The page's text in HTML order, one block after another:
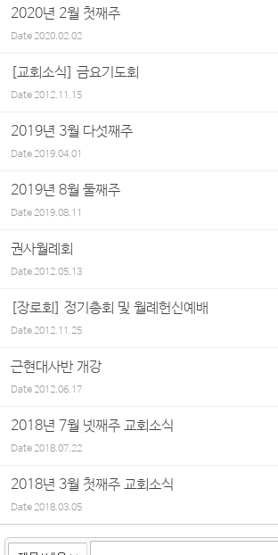
2020년 2월 첫째주
Date2020.02.02
[교회소식] 금요기도회
Date2012.11.15
2019년 3월 다섯째주
Date2019.04.01
2019년 8월 둘째주
Date2019.08.11
권사월례회
Date2012.05.13
[장로회] 정기총회 및 월례헌신예배
Date2012.11.25
근현대사반 개강
Date2012.06.17
2018년 7월 넷째주 교회소식
Date2018.07.22
2018년 3월 첫째주 교회소식
Date2018.03.05